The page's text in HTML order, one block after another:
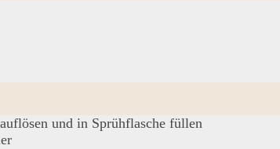
und in Sprühflasche füllen